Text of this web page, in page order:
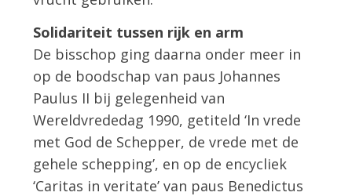
Solidariteit tussen rijk en arm
De bisschop ging daarna onder meer in
op de boodschap van paus Johannes
Paulus II bij gelegenheid van
Wereldvrededag 1990, getiteld ‘In vrede
met God de Schepper, de vrede met de
gehele schepping’, en op de encycliek
‘Caritas in veritate’ van paus Benedictus